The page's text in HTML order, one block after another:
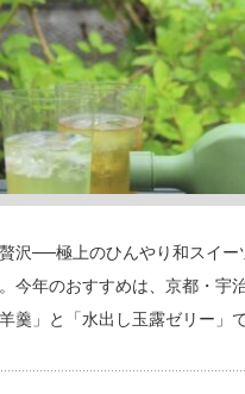
沢──極上のひんやり和スイ
今年のおすすめは、京都・宇
」と「水出し玉露ゼリー」